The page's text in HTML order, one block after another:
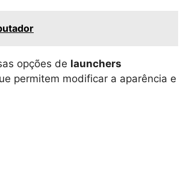
opções de launchers
permitem modificar a aparência e